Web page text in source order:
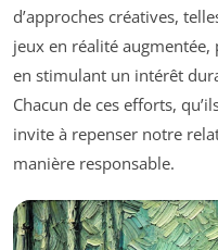
d’approches créatives,
jeux en réalité augmentée,
en stimulant un intérêt
Chacun de ces efforts,
invite à repenser notre
manière responsable.